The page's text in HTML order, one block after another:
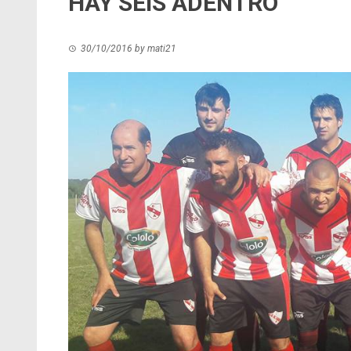
30/10/2016 by mati21